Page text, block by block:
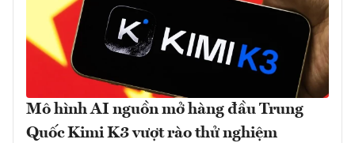
Mô hình AI nguồn mở hàng đầu Trung
Quốc Kimi K3 vượt rào thử nghiệm